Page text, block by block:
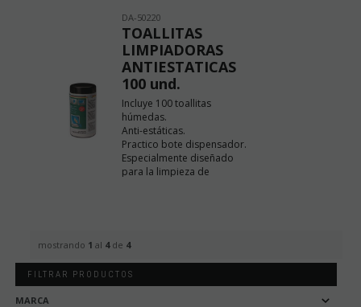
DA-50220
TOALLITAS
LIMPIADORAS
ANTIESTATICAS
100 und.
Incluye 100 toallitas
húmedas.
Anti-estáticas.
Practico bote dispensador.
Especialmente diseñado
para la limpieza de
Contenido del Embalaje 100
mostrando 1 al 4de 4
FILTRAR PRODUCTOS
MARCA